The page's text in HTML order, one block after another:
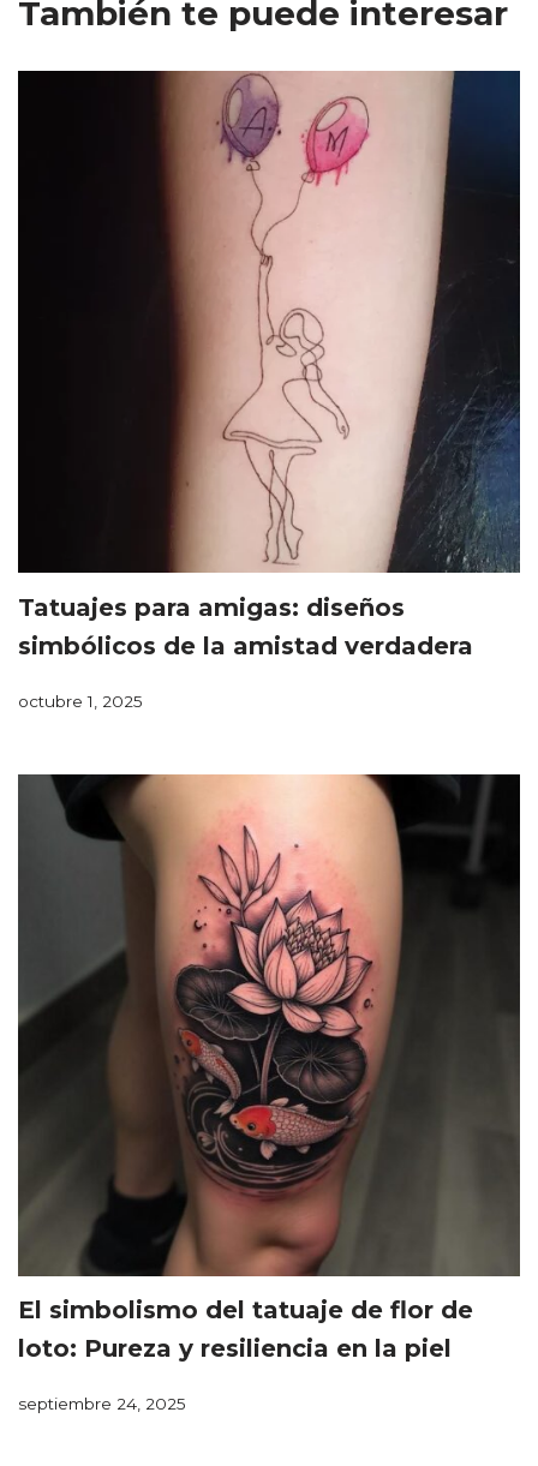
También te puede interesar
Tatuajes para amigas: diseños
simbólicos de la amistad verdadera
octubre 1, 2025
El simbolismo del tatuaje de flor de
loto: Pureza y resiliencia en la piel
septiembre 24, 2025